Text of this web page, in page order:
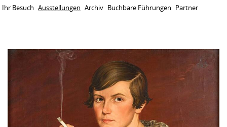
Ihr Besuch Ausstellungen Archiv Buchbare Führungen Partner